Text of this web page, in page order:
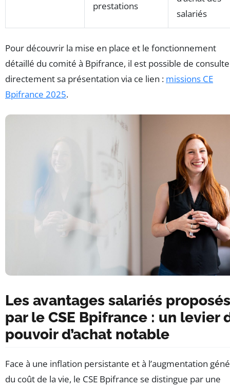
prestations
salariés
Pour découvrir la mise en place et le fonctionnement
détaillé du comité à Bpifrance, il est possible de
directement sa présentation via ce lien : missions CE
Bpifrance 2025.
Les avantages salariés proposés
par le CSE Bpifrance : un levier
pouvoir d’achat notable
Face à une inflation persistante et à l’augmentation
du coût de la vie, le CSE Bpifrance se distingue par une